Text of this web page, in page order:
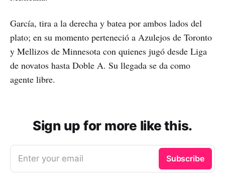
García, tira a la derecha y batea por ambos lados del
plato; en su momento perteneció a Azulejos de Toronto
y Mellizos de Minnesota con quienes jugó desde Liga
de novatos hasta Doble A. Su llegada se da como
agente libre.
Sign up for more like this.
Enter your email Subscribe